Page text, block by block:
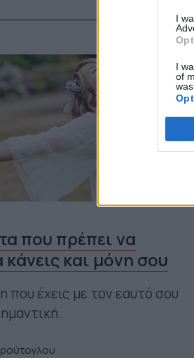
I
I
of
που πρέπει να
κάνεις και μόνη σου
που έχεις με τον εαυτό σου